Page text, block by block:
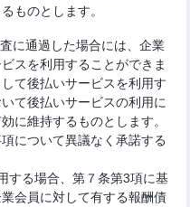
ものとします。
に通過した場合には、企業
スを利用することができま
て後払いサービスを利用す
て後払いサービスの利用に
に維持するものとします。
について異議なく承諾する
する場合、第７条第3項に基
会員に対して有する報酬債